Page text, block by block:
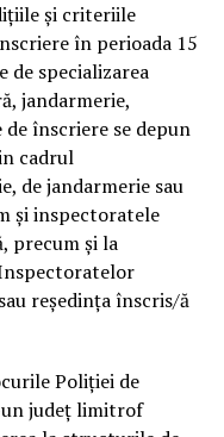
și criteriile
în perioada 15
de specializarea
jandarmerie,
înscriere se depun
cadrul
de jandarmerie sau
și inspectoratele
precum și la
reședința înscris/ă
Poliţiei de
judeţ limitrof